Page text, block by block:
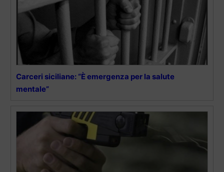
Carceri siciliane: “È emergenza per la salute
mentale”